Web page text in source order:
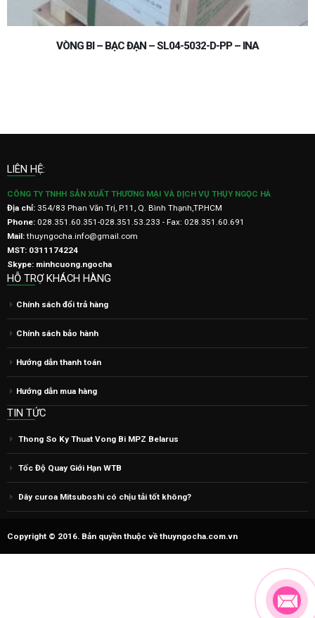
VÒNG BI – BẠC ĐẠN – SL04-5032-D-PP – INA
LIÊN HỆ:
CÔNG TY TNHH SẢN XUẤT THƯƠNG MẠI VÀ DỊCH VỤ THỤY NGỌC HÀ
Địa chỉ: 354/83 Phan Văn Trị, P.11, Q. Bình Thạnh,TP.HCM
Phone: 028.351.60.351-028.351.53.233 - Fax: 028.351.60.691
Mail:thuyngocha.info@gmail.com
MST: 0311174224
Skype: minhcuong.ngocha
HỖ TRỢ KHÁCH HÀNG
Chính sách đổi trả hàng
Chính sách bảo hành
Hướng dẫn thanh toán
Hướng dẫn mua hàng
TIN TỨC
Thong So Ky Thuat Vong Bi MPZ Belarus
Tốc Độ Quay Giới Hạn WTB
Dây curoa Mitsuboshi có chịu tải tốt không?
Copyright © 2016. Bản quyền thuộc về thuyngocha.com.vn